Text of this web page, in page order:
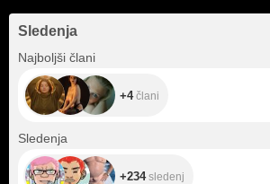
Sledenja
Najboljši člani
+4člani
Sledenja
+234sledenj